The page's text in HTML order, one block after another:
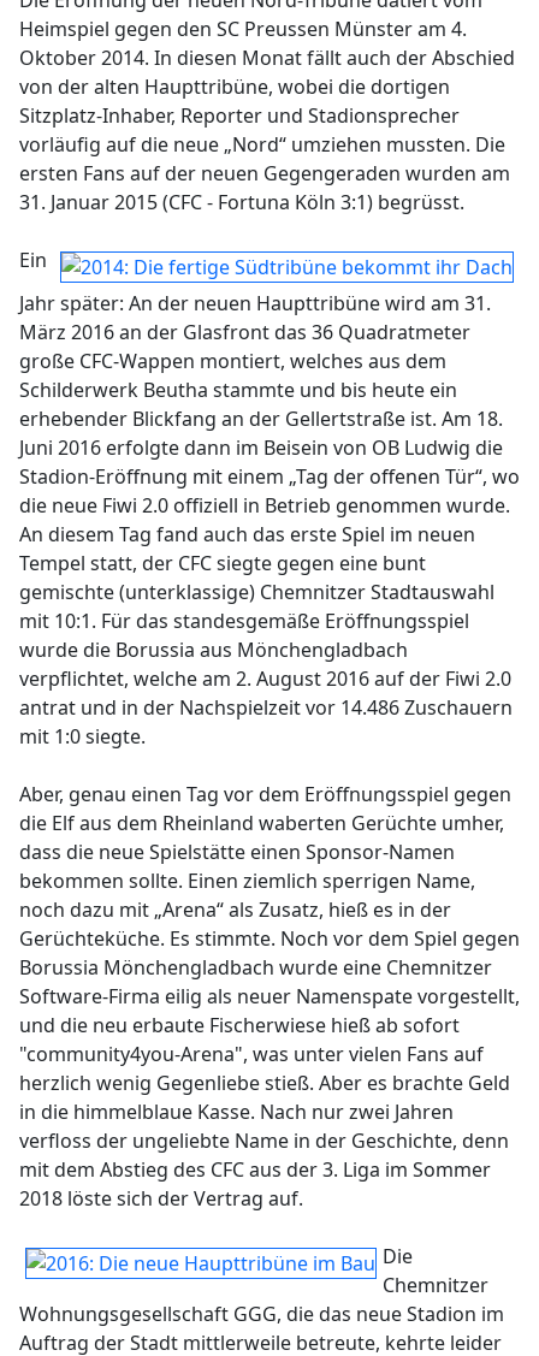
Heimspiel gegen den SC Preussen Münster am 4.
Oktober 2014. In diesen Monat fällt auch der Abschied
von der alten Haupttribüne, wobei die dortigen
Sitzplatz-Inhaber, Reporter und Stadionsprecher
vorläufig auf die neue „Nord“ umziehen mussten. Die
ersten Fans auf der neuen Gegengeraden wurden am
31. Januar 2015 (CFC - Fortuna Köln 3:1) begrüsst.
Ein
Jahr später: An der neuen Haupttribüne wird am 31.
März 2016 an der Glasfront das 36 Quadratmeter
große CFC-Wappen montiert, welches aus dem
Schilderwerk Beutha stammte und bis heute ein
erhebender Blickfang an der Gellertstraße ist. Am 18.
Juni 2016 erfolgte dann im Beisein von OB Ludwig die
Stadion-Eröffnung mit einem „Tag der offenen Tür“, wo
die neue Fiwi 2.0 offiziell in Betrieb genommen wurde.
An diesem Tag fand auch das erste Spiel im neuen
Tempel statt, der CFC siegte gegen eine bunt
gemischte (unterklassige) Chemnitzer Stadtauswahl
mit 10:1. Für das standesgemäße Eröffnungsspiel
wurde die Borussia aus Mönchengladbach
verpflichtet, welche am 2. August 2016 auf der Fiwi 2.0
antrat und in der Nachspielzeit vor 14.486 Zuschauern
mit 1:0 siegte.
Aber, genau einen Tag vor dem Eröffnungsspiel gegen
die Elf aus dem Rheinland waberten Gerüchte umher,
dass die neue Spielstätte einen Sponsor-Namen
bekommen sollte. Einen ziemlich sperrigen Name,
noch dazu mit „Arena“ als Zusatz, hieß es in der
Gerüchteküche. Es stimmte. Noch vor dem Spiel gegen
Borussia Mönchengladbach wurde eine Chemnitzer
Software-Firma eilig als neuer Namenspate vorgestellt,
und die neu erbaute Fischerwiese hieß ab sofort
"community4you-Arena", was unter vielen Fans auf
herzlich wenig Gegenliebe stieß. Aber es brachte Geld
in die himmelblaue Kasse. Nach nur zwei Jahren
verfloss der ungeliebte Name in der Geschichte, denn
mit dem Abstieg des CFC aus der 3. Liga im Sommer
2018 löste sich der Vertrag auf.
Die
Chemnitzer
Wohnungsgesellschaft GGG, die das neue Stadion im
Auftrag der Stadt mittlerweile betreute, kehrte leider